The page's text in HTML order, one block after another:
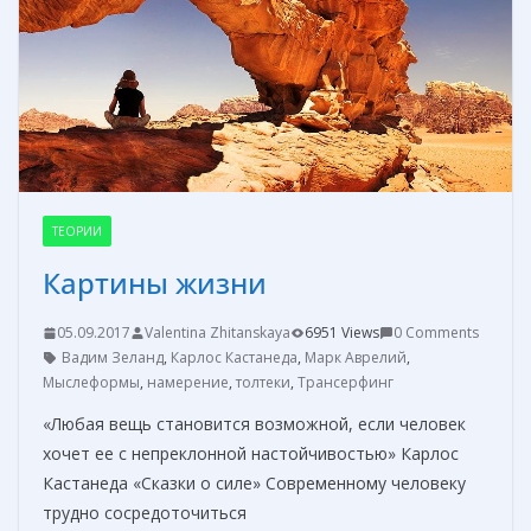
k er и
т
ь
ТЕОРИИ
Картины жизни
05.09.2017 Valentina Zhitanskaya 6951 Views
0 Comments
Вадим Зеланд, Карлос Кастанеда, Марк Аврелий,
Мыслеформы, намерение, толтеки, Трансерфинг
«Любая вещь становится возможной, если человек
хочет ее с непреклонной настойчивостью» Карлос
Кастанеда «Сказки о силе» Современному человеку
трудно сосредоточиться